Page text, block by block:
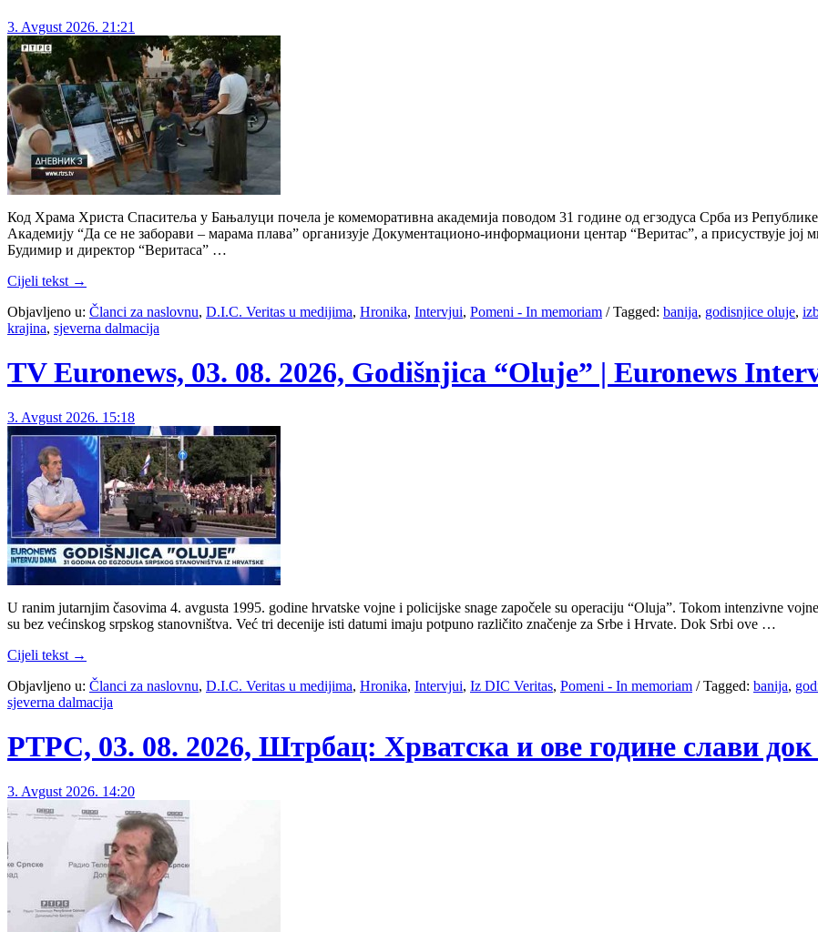
3. Avgust 2026. 21:21
Код Храма Христа Спаситеља у Бањалуци почела је комеморативна академија поводом 31 године од егзодуса Срба из Републике
Академију “Да се не заборави – марама плава” организује Документационо-информациони центар “Веритас”, а присуствује
Будимир и директор “Веритаса” …
Cijeli tekst →
Objavljeno u: Članci za naslovnu, D.I.C. Veritas u medijima, Hronika, Intervjui, Pomeni - In memoriam /Tagged: banija, godisnjice oluje,
krajina, sjeverna dalmacija
TV Euronews, 03. 08. 2026, Godišnjica “Oluje” | Euronews
3. Avgust 2026. 15:18
U ranim jutarnjim časovima 4. avgusta 1995. godine hrvatske vojne i policijske snage započele su operaciju “Oluja”. Tokom intenzivne
su bez većinskog srpskog stanovništva. Već tri decenije isti datumi imaju potpuno različito značenje za Srbe i Hrvate. Dok Srbi ove …
Cijeli tekst →
Objavljeno u: Članci za naslovnu, D.I.C. Veritas u medijima, Hronika, Intervjui, Iz DIC Veritas, Pomeni - In memoriam /Tagged: banija,
sjeverna dalmacija
РТРС, 03. 08. 2026, Штрбац: Хрватска и ове године слави
3. Avgust 2026. 14:20